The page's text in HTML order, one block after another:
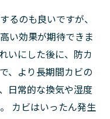
るのも良いですが、
い効果が期待できま
いにした後に、防カ
、より長期間カビの
日常的な換気や湿度
カビはいったん発生